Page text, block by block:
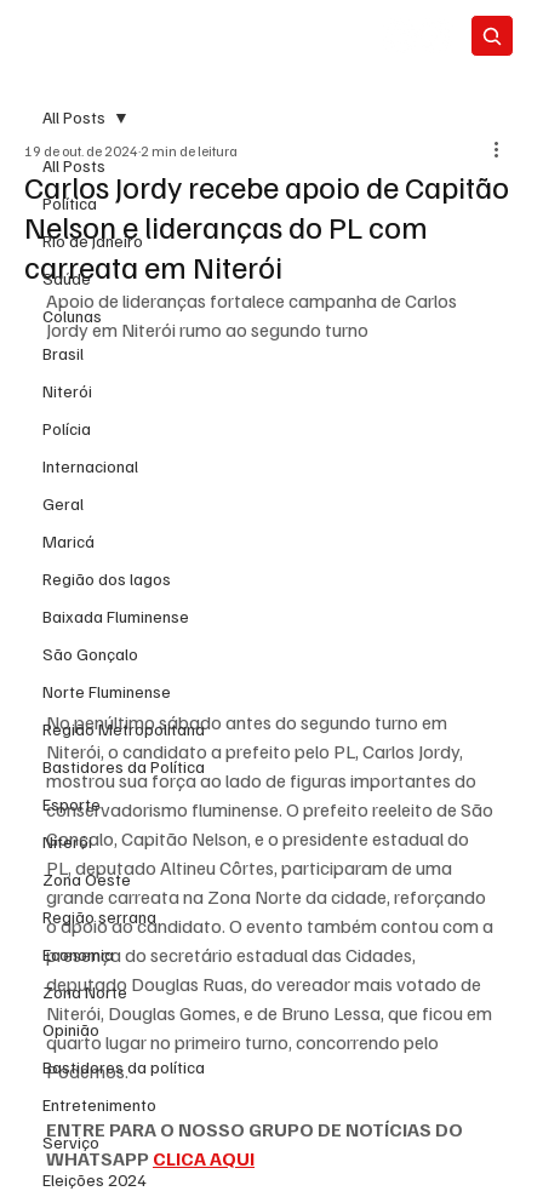
All Posts
Política
Rio de Janeiro
Saúde
Colunas
Brasil
Niterói
Polícia
Internacional
Geral
Maricá
Região dos lagos
Baixada Fluminense
São Gonçalo
Norte Fluminense
Região Metropolitana
Bastidores da Política
Esporte
Niterói
Zona Oeste
Região serrana
Economia
Zona Norte
Opinião
Bastidores da política
Entretenimento
Serviço
Eleições 2024
All Posts
Carlos Jordy recebe apoio de Capitão
Nelson e lideranças do PL com
carreata em Niterói
19 de out. de 2024 2 min de leitura
Apoio de lideranças fortalece campanha de Carlos
Jordy em Niterói rumo ao segundo turno
No penúltimo sábado antes do segundo turno em
Niterói, o candidato a prefeito pelo PL, Carlos Jordy,
mostrou sua força ao lado de figuras importantes do
conservadorismo fluminense. O prefeito reeleito de São
Gonçalo, Capitão Nelson, e o presidente estadual do
PL, deputado Altineu Côrtes, participaram de uma
grande carreata na Zona Norte da cidade, reforçando
o apoio ao candidato. O evento também contou com a
presença do secretário estadual das Cidades,
deputado Douglas Ruas, do vereador mais votado de
Niterói, Douglas Gomes, e de Bruno Lessa, que ficou em
quarto lugar no primeiro turno, concorrendo pelo
Podemos.
ENTRE PARA O NOSSO GRUPO DE NOTÍCIAS DO
WHATSAPP CLICA AQUI